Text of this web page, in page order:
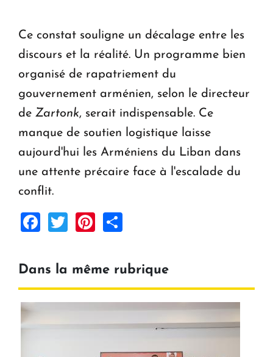
Ce constat souligne un décalage entre les
discours et la réalité. Un programme bien
organisé de rapatriement du
gouvernement arménien, selon le directeur
de Zartonk, serait indispensable. Ce
manque de soutien logistique laisse
aujourd'hui les Arméniens du Liban dans
une attente précaire face à l'escalade du
conflit.
Facebook
TwitterPinterest
Dans la même rubrique